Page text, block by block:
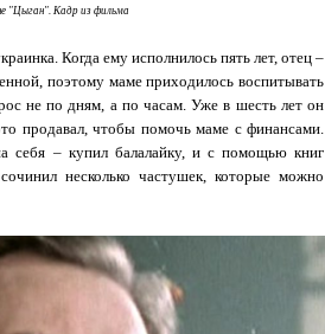
"Цыган". Кадр из фильма
. Когда ему исполнилось пять лет, отец –
поэтому маме приходилось воспитывать
не по дням, а по часам. Уже в шесть лет он
продавал, чтобы помочь маме с финансами.
себя – купил балалайку, и с помощью книг
несколько частушек, которые можно